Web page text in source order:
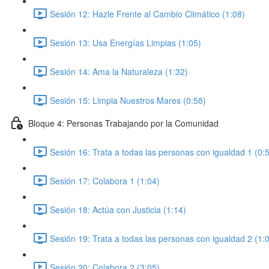
Sesión 12: Hazle Frente al Cambio Climático (1:08)
Sesión 13: Usa Energías Limpias (1:05)
Sesión 14: Ama la Naturaleza (1:32)
Sesión 15: Limpia Nuestros Mares (0:58)
Bloque 4: Personas Trabajando por la Comunidad
Sesión 16: Trata a todas las personas con igualdad 1
Sesión 17: Colabora 1 (1:04)
Sesión 18: Actúa con Justicia (1:14)
Sesión 19: Trata a todas las personas con igualdad 2